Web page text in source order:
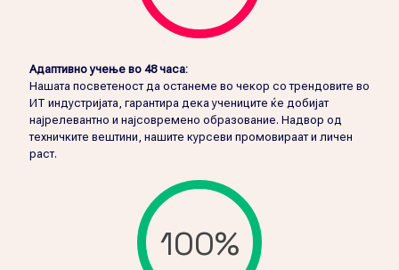
Адаптивно учење во 48 часа:
Нашата посветеност да останеме во чекор со трендовите во
ИТ индустријата, гарантира дека учениците ќе добијат
најрелевантно и најсовремено образование. Надвор од
техничките вештини, нашите курсеви промовираат и личен
раст.
100%